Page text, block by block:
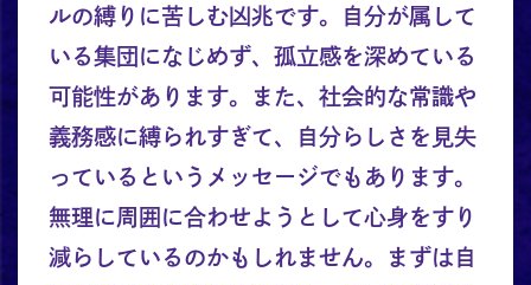
ルの縛りに苦しむ凶兆です。自分が属して
いる集団になじめず、孤立感を深めている
可能性があります。また、社会的な常識や
義務感に縛られすぎて、自分らしさを見失
っているというメッセージでもあります。
無理に周囲に合わせようとして心身をすり
減らしているのかもしれません。まずは自